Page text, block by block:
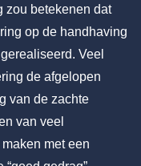
zou betekenen dat
op de handhaving
Veel
de afgelopen
van de zachte
van veel
met een